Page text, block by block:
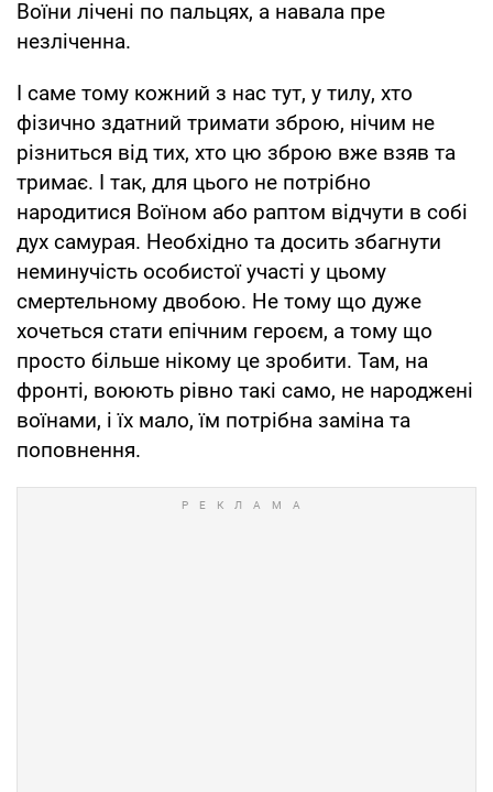
Воїни лічені по пальцях, а навала пре
незліченна.
І саме тому кожний з нас тут, у тилу, хто
фізично здатний тримати зброю, нічим не
різниться від тих, хто цю зброю вже взяв та
тримає. І так, для цього не потрібно
народитися Воїном або раптом відчути в собі
дух самурая. Необхідно та досить збагнути
неминучість особистої участі у цьому
смертельному двобою. Не тому що дуже
хочеться стати епічним героєм, а тому що
просто більше нікому це зробити. Там, на
фронті, воюють рівно такі само, не народжені
воїнами, і їх мало, їм потрібна заміна та
поповнення.